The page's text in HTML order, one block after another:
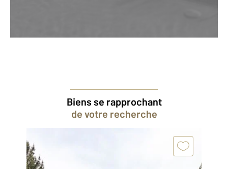
Biens se rapprochant
de votre recherche